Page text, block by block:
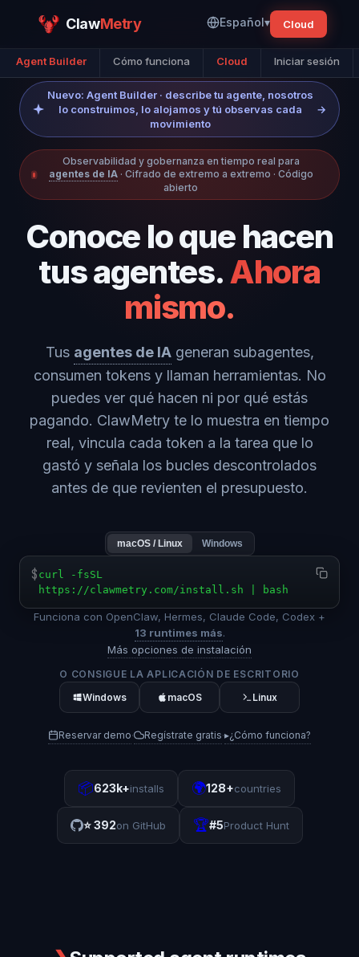
ClawMetry Español▾ Cloud
Agent Builder Cómo funciona Cloud Iniciar sesión
Nuevo: Agent Builder · describe tu agente, nosotros
lo construimos, lo alojamos y tú observas cada
movimiento
→
Observabilidad y gobernanza en tiempo real para
agentes de IA · Cifrado de extremo a extremo · Código
abierto
Conoce lo que hacen
tus agentes.Ahora
mismo.
Tus agentes de IA generan subagentes,
consumen tokens y llaman herramientas. No
puedes ver qué hacen ni por qué estás
pagando. ClawMetry te lo muestra en tiempo
real, vincula cada token a la tarea que lo
gastó y señala los bucles descontrolados
antes de que revienten el presupuesto.
macOS / Linux Windows
$ curl -fsSL
https://clawmetry.com/install.sh | bash
Funciona con OpenClaw, Hermes, Claude Code, Codex +
13 runtimes más.
Más opciones de instalación
O CONSIGUE LA APLICACIÓN DE ESCRITORIO
Windows
macOS Linux
Reservar demo· Regístrate gratis·▸¿Cómo funciona?
📦623k+installs 🌍128+countries
⭐392on GitHub 🏆#5Product Hunt